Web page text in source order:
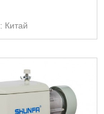
Китай